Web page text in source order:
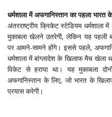
धर्मशाला में अफगानिस्तान का पहला
अंतरराष्ट्रीय क्रिकेट स्टेडियम धर्मशाला
मुकाबला खेलने उतरेगी, लेकिन यह पहली
पर आमने-सामने होंगे। इससे पहले,
धर्मशाला में बांग्लादेश के खिलाफ मैच खेला
विकेट से हराया था। यह मुकाबला
अफगानिस्तान के लिए, जो भारत के
प्रयास करेगी।